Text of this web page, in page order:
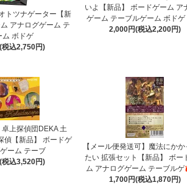
トツナゲーター【新
アナログゲーム テ
ム ボドゲ
込2,750円)
いよ【新品】 ボードゲーム ア
ゲーム テーブルゲーム ボドゲ
2,000円(税込2,200円)
卓上探偵団DEKA 土
偵【新品】 ボードゲ
ーム テーブ
込3,520円)
【メール便発送可】魔法にか
たい 拡張セット【新品】 ボー
ム アナログゲーム テーブルゲ
1,700円(税込1,870円)